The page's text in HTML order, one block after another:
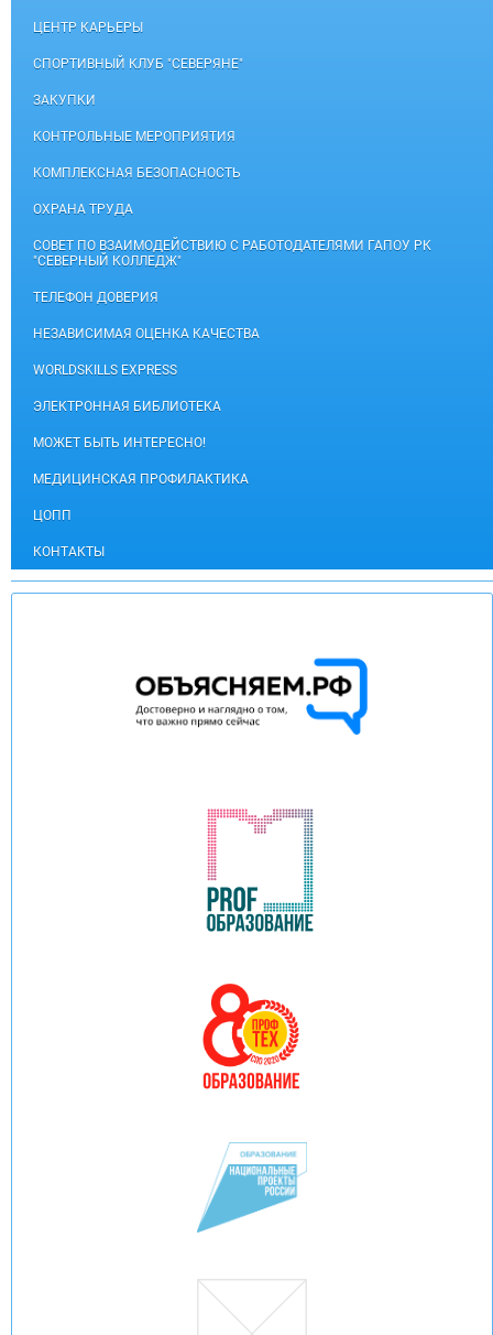
ЦЕНТР КАРЬЕРЫ
СПОРТИВНЫЙ КЛУБ "СЕВЕРЯНЕ"
ЗАКУПКИ
КОНТРОЛЬНЫЕ МЕРОПРИЯТИЯ
КОМПЛЕКСНАЯ БЕЗОПАСНОСТЬ
ОХРАНА ТРУДА
СОВЕТ ПО ВЗАИМОДЕЙСТВИЮ С РАБОТОДАТЕЛЯМИ ГАПОУ РК
"СЕВЕРНЫЙ КОЛЛЕДЖ"
ТЕЛЕФОН ДОВЕРИЯ
НЕЗАВИСИМАЯ ОЦЕНКА КАЧЕСТВА
WORLDSKILLS EXPRESS
ЭЛЕКТРОННАЯ БИБЛИОТЕКА
МОЖЕТ БЫТЬ ИНТЕРЕСНО!
МЕДИЦИНСКАЯ ПРОФИЛАКТИКА
ЦОПП
КОНТАКТЫ